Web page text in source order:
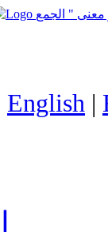
English |